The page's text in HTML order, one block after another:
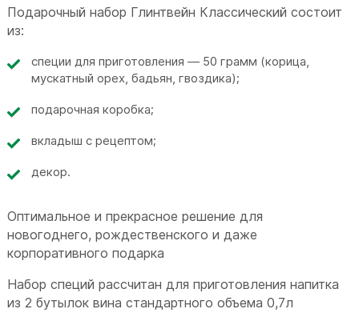
Подарочный набор Глинтвейн Классический состоит
из:
специи для приготовления — 50 грамм (корица,
мускатный орех, бадьян, гвоздика);
подарочная коробка;
вкладыш с рецептом;
декор.
Оптимальное и прекрасное решение для
новогоднего, рождественского и даже
корпоративного подарка
Набор специй рассчитан для приготовления напитка
из 2 бутылок вина стандартного объема 0,7л